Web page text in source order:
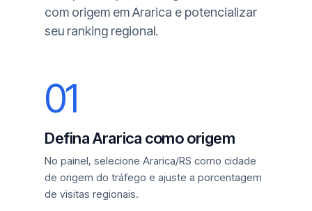
com origem em Ararica e potencializar
seu ranking regional.
01
Defina Ararica como origem
No painel, selecione Ararica/RS como cidade
de origem do tráfego e ajuste a porcentagem
de visitas regionais.